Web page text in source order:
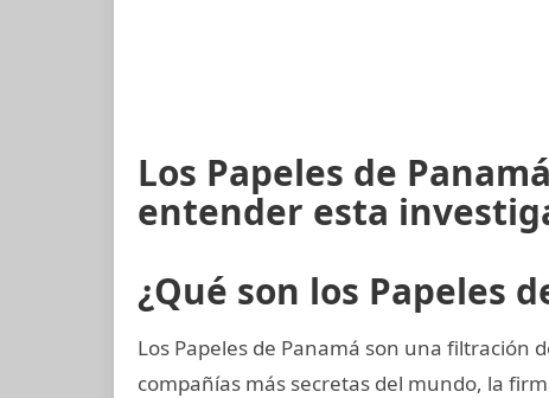
Los Papeles de
entender esta
¿Qué son los Papeles
Los Papeles de Panamá son una filtración
compañías más secretas del mundo, la